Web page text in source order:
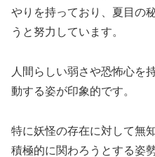
やりを持っており、夏目の
うと努力しています。
人間らしい弱さや恐怖心を
動する姿が印象的です。
特に妖怪の存在に対して無
積極的に関わろうとする姿